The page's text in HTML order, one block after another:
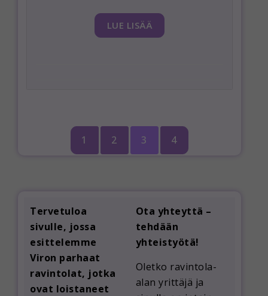
LUE LISÄÄ
1 2 3 4
Tervetuloa
sivulle, jossa
esittelemme
Viron parhaat
ravintolat, jotka
ovat loistaneet
Ota yhteyttä –
tehdään
yhteistyötä!
Oletko ravintola-
alan yrittäjä ja